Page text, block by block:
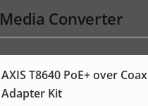
Media Converter
AXIS T8640 PoE+ over Coax
Adapter Kit